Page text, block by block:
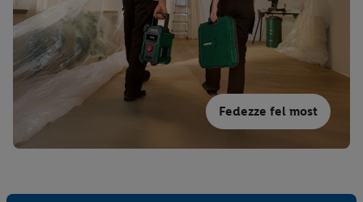
Fedezze fel most